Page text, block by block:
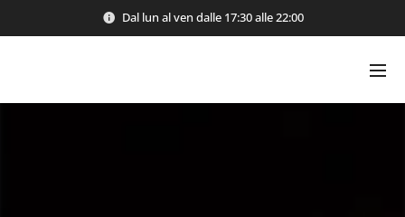
Dal lun al ven dalle 17:30 alle 22:00